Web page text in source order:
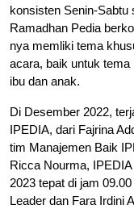
konsisten Senin-Sabtu
Ramadhan Pedia
nya memliki tema
acara, baik untuk tema
ibu dan anak.
Di Desember 2022,
IPEDIA, dari Fajrina
tim Manajemen Baik
Ricca Nourma,
2023 tepat di jam
Leader dan Fara Irdini